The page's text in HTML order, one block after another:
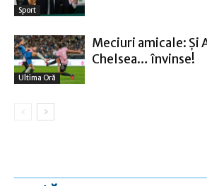
Sport
Ultima Oră
Meciuri amicale: Şi
Chelsea… învinse!